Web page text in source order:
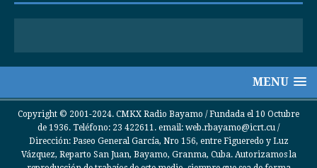
MENU
Copyright © 2001-2024. CMKX Radio Bayamo / Fundada el 10 Octubre
de 1936. Teléfono: 23 422611. email: web.rbayamo@icrt.cu /
Dirección: Paseo General García, Nro 156, entre Figueredo y Luz
Vázquez, Reparto San Juan, Bayamo, Granma, Cuba. Autorizamos la